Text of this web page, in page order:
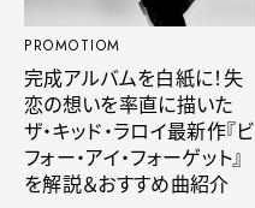
PROMOTIOM
完成アルバムを白紙に！失
恋の想いを率直に描いた
ザ・キッド・ラロイ最新作『ビ
フォー・アイ・フォーゲット』
を解説＆おすすめ曲紹介